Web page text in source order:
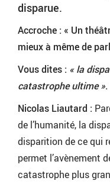
disparue.
Accroche : « Un
mieux à même de
Vous dites : « la
catastrophe ultime »
Nicolas Liautard :
de l’humanité, la
disparition de ce qui
permet l’avènement
catastrophe plus